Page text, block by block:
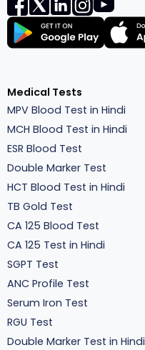
Medical Tests
MPV Blood Test in Hindi
MCH Blood Test in Hindi
ESR Blood Test
Double Marker Test
HCT Blood Test in Hindi
TB Gold Test
CA 125 Blood Test
CA 125 Test in Hindi
SGPT Test
ANC Profile Test
Serum Iron Test
RGU Test
Double Marker Test in Hindi